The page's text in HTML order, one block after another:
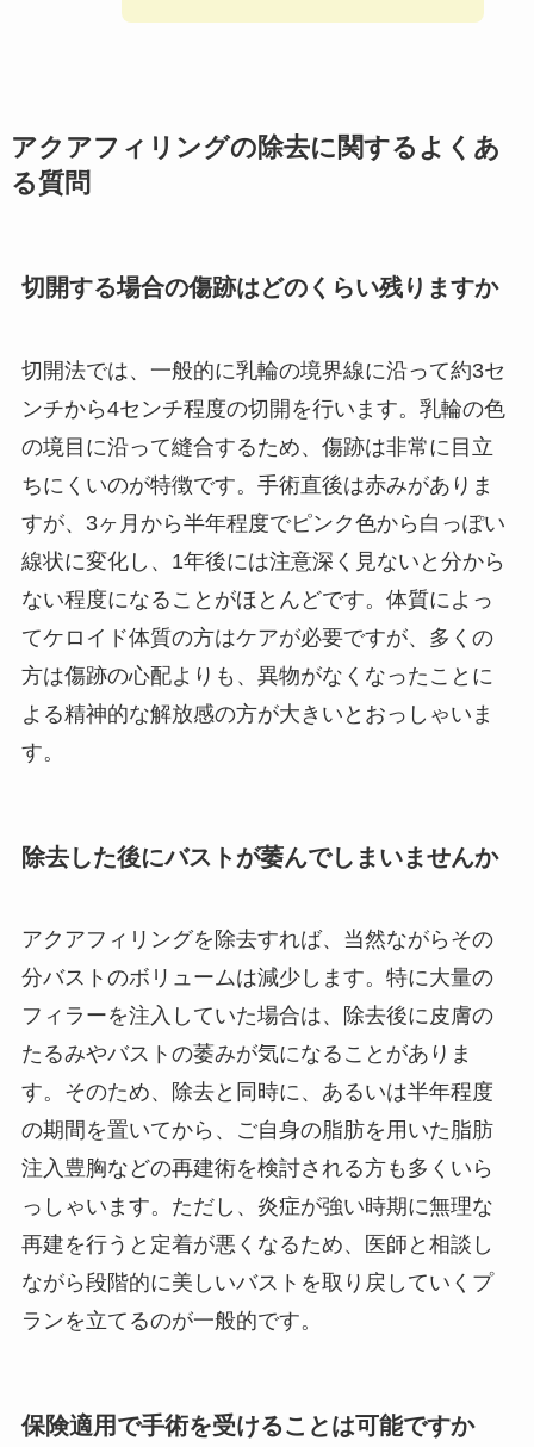
アクアフィリングの除去に関するよくあ
る質問
切開する場合の傷跡はどのくらい残りますか
切開法では、一般的に乳輪の境界線に沿って約3セ
ンチから4センチ程度の切開を行います。乳輪の色
の境目に沿って縫合するため、傷跡は非常に目立
ちにくいのが特徴です。手術直後は赤みがありま
すが、3ヶ月から半年程度でピンク色から白っぽい
線状に変化し、1年後には注意深く見ないと分から
ない程度になることがほとんどです。体質によっ
てケロイド体質の方はケアが必要ですが、多くの
方は傷跡の心配よりも、異物がなくなったことに
よる精神的な解放感の方が大きいとおっしゃいま
す。
除去した後にバストが萎んでしまいませんか
アクアフィリングを除去すれば、当然ながらその
分バストのボリュームは減少します。特に大量の
フィラーを注入していた場合は、除去後に皮膚の
たるみやバストの萎みが気になることがありま
す。そのため、除去と同時に、あるいは半年程度
の期間を置いてから、ご自身の脂肪を用いた脂肪
注入豊胸などの再建術を検討される方も多くいら
っしゃいます。ただし、炎症が強い時期に無理な
再建を行うと定着が悪くなるため、医師と相談し
ながら段階的に美しいバストを取り戻していくプ
ランを立てるのが一般的です。
保険適用で手術を受けることは可能ですか